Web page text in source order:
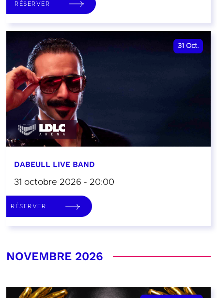
RÉSERVER
31 Oct.
DABEULL LIVE BAND
31 octobre 2026 - 20:00
RÉSERVER
NOVEMBRE 2026